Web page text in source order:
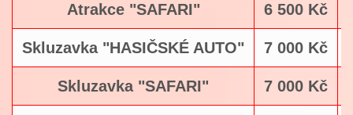
Atrakce "SAFARI" 6 500 Kč
Skluzavka "HASIČSKÉ AUTO" 7 000 Kč
Skluzavka "SAFARI" 7 000 Kč